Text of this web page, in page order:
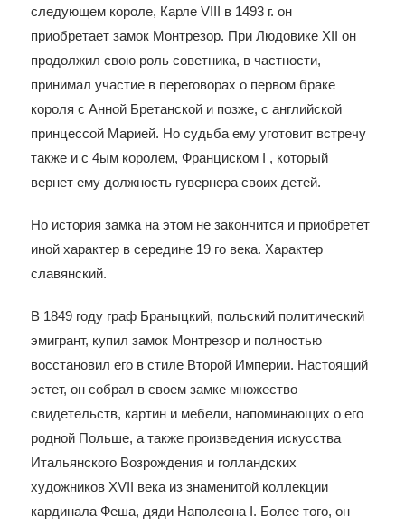
следующем короле, Карле VIII в 1493 г. он
приобретает замок Монтрезор. При Людовике XII он
продолжил свою роль советника, в частности,
принимал участие в переговорах о первом браке
короля с Анной Бретанской и позже, с английской
принцессой Марией. Но судьба ему уготовит встречу
также и с 4ым королем, Франциском I , который
вернет ему должность гувернера своих детей.
Но история замка на этом не закончится и приобретет
иной характер в середине 19 го века. Характер
славянский.
В 1849 году граф Браныцкий, польский политический
эмигрант, купил замок Монтрезор и полностью
восстановил его в стиле Второй Империи. Настоящий
эстет, он собрал в своем замке множество
свидетельств, картин и мебели, напоминающих о его
родной Польше, а также произведения искусства
Итальянского Возрождения и голландских
художников XVII века из знаменитой коллекции
кардинала Феша, дяди Наполеона I. Более того, он